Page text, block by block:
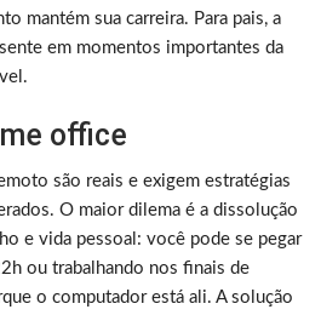
mantém sua carreira. Para pais, a
em momentos importantes da
office
são reais e exigem estratégias
O maior dilema é a dissolução
e vida pessoal: você pode se pegar
ou trabalhando nos finais de
o computador está ali. A solução